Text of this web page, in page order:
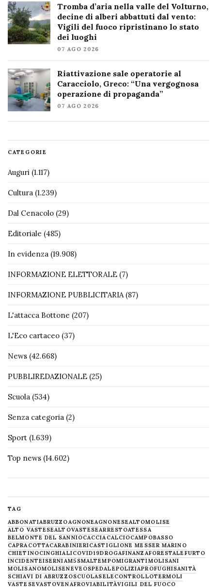
Tromba d’aria nella valle del Volturno,
decine di alberi abbattuti dal vento:
Vigili del fuoco ripristinano lo stato
dei luoghi
07 AGO 2026
Riattivazione sale operatorie al
Caracciolo, Greco: “Una vergognosa
operazione di propaganda”
07 AGO 2026
CATEGORIE
Auguri (1.117)
Cultura (1.239)
Dal Cenacolo (29)
Editoriale (485)
In evidenza (19.908)
INFORMAZIONE ELETTORALE (7)
INFORMAZIONE PUBBLICITARIA (87)
L'attacca Bottone (207)
L'Eco cartaceo (37)
News (42.668)
PUBBLIREDAZIONALE (25)
Scuola (534)
Senza categoria (2)
Sport (1.639)
Top news (14.602)
TAG
ABBONATIABRUZZOAGNONEAGNONESEALTOMOLISE
ALTO VASTESEALTOVASTESEARRESTOATESSA
BELMONTE DEL SANNIOCACCIA CALCIOCAMPOBASSO
CAPRACOTTACARABINIERICASTIGLIONE MESSER MARINO
CHIETINOCINGHIALICOVID19DROGAFINANZAFORESTALE FURTO
INCIDENTEISERNIAM5SMALTEMPOMIGRANTIMOLISANI
MOLISANOMOLISENEVE OSPEDALEPOLIZIAPROFUGHISANITÀ
SCHIAVI DI ABRUZZOSCUOLASELECONTROLLOTERMOLI
VASTESEVASTOVENAFROVIABILITÀVIGILI DEL FUOCO